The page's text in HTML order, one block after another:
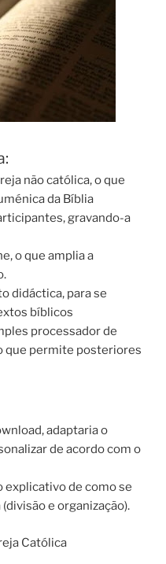
não católica, o que
da Bíblia
gravando-a
o que amplia a
didáctica, para se
bíblicos
processador de
que permite posteriores
adaptaria o
de acordo com o
explicativo de como se
e organização).
Católica